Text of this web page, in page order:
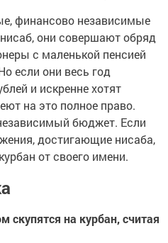
финансово независимые
они совершают обряд
с маленькой пенсией
если они весь год
и искренне хотят
на это полное право.
бюджет. Если
достигающие нисаба,
от своего имени.
скупятся на курбан, считая